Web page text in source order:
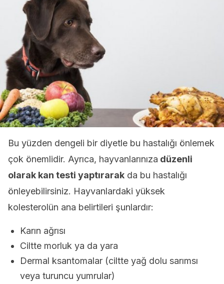
Bu yüzden dengeli bir diyetle bu hastalığı önlemek
çok önemlidir. Ayrıca, hayvanlarınıza düzenli
olarak kan testi yaptırarak da bu hastalığı
önleyebilirsiniz. Hayvanlardaki yüksek
kolesterolün ana belirtileri şunlardır:
Karın ağrısı
Ciltte morluk ya da yara
Dermal ksantomalar (ciltte yağ dolu sarımsı
veya turuncu yumrular)